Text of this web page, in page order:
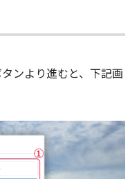
ンより進むと、下記画